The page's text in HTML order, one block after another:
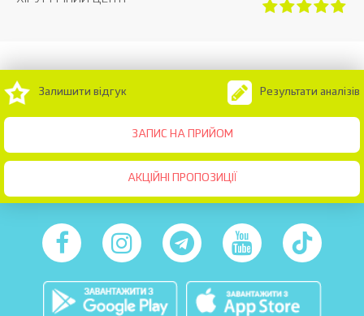
ЗАПИС НА ПРИЙОМ
Залишити відгук Результати аналізів
АКЦІЙНІ ПРОПОЗИЦІЇ